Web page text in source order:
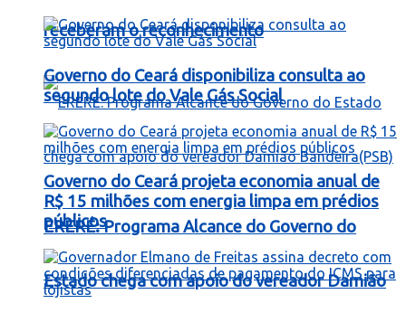
receberam o reconhecimento
ERERÉ: Programa Alcance do Governo do
Estado chega com apoio do vereador Damião
Governo do Ceará disponibiliza consulta ao
segundo lote do Vale Gás Social
Governo do Ceará projeta economia anual de
R$ 15 milhões com energia limpa em prédios
públicos